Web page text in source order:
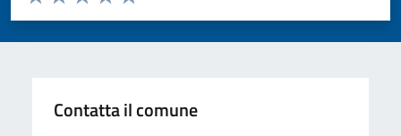
Valuta 5 stelle su 5
Valuta 4 stelle su 5
Valuta 3 stelle su 5
Valuta 2 stelle su 5
Valuta 1 stelle su 5
Contatta il comune